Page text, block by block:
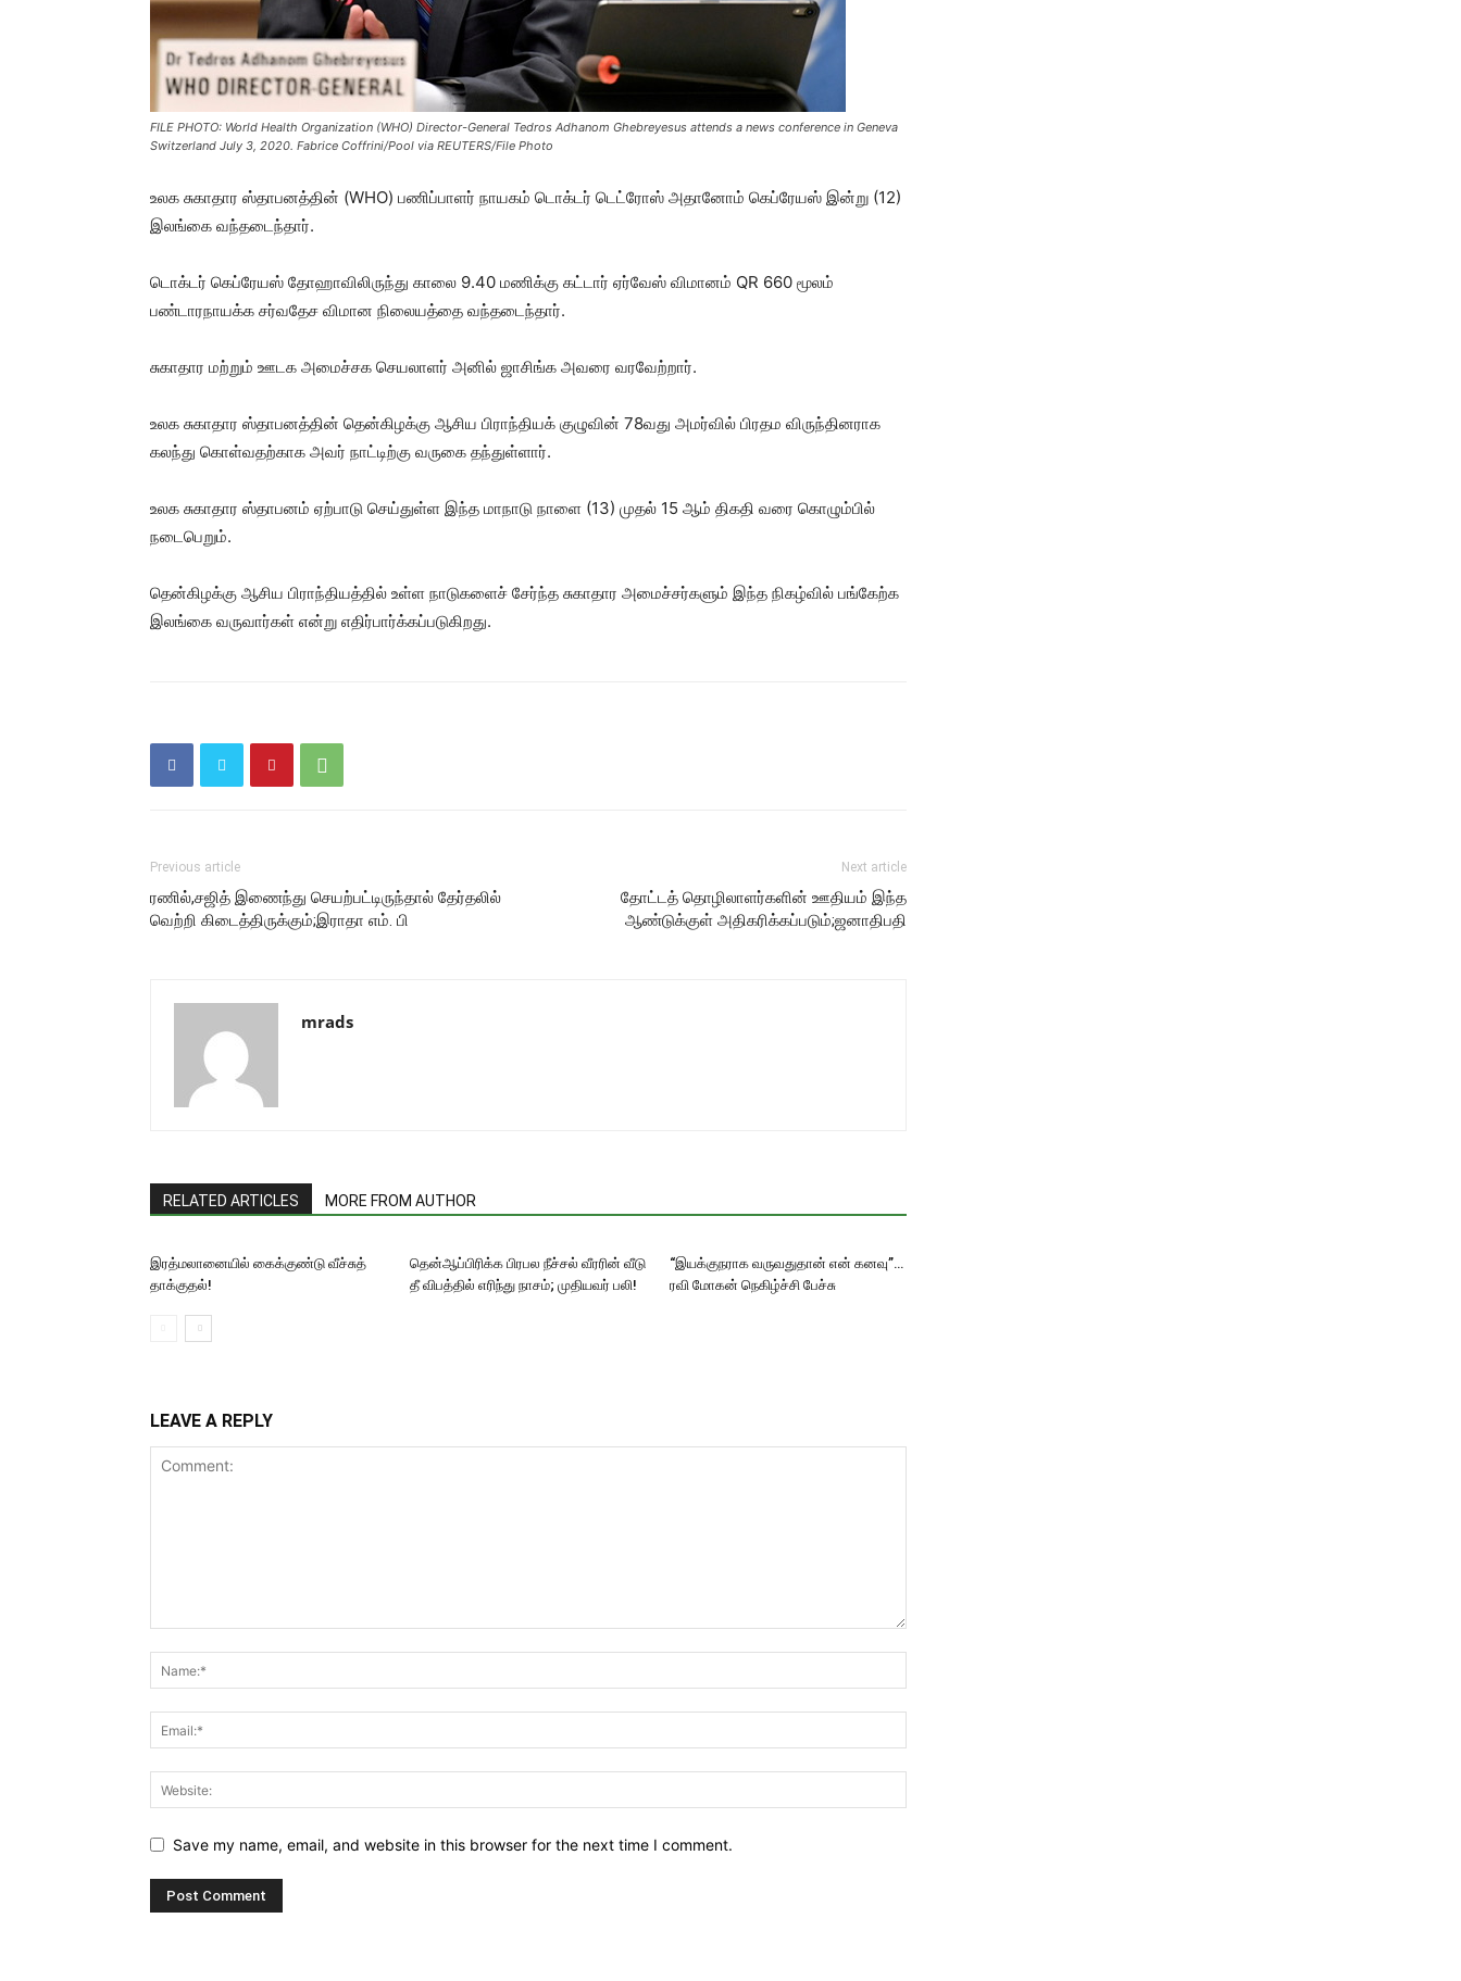
FILE PHOTO: World Health Organization (WHO) Director-General Tedros Adhanom Ghebreyesus attends a news conference in Geneva
Switzerland July 3, 2020. Fabrice Coffrini/Pool via REUTERS/File Photo
உலக சுகாதார ஸ்தாபனத்தின் (WHO) பணிப்பாளர் நாயகம் டொக்டர் டெட்ரோஸ் அதானோம் கெப்ரேயஸ் இன்று (12)
இலங்கை வந்தடைந்தார்.
டொக்டர் கெப்ரேயஸ் தோஹாவிலிருந்து காலை 9.40 மணிக்கு கட்டார் ஏர்வேஸ் விமானம் QR 660 மூலம்
பண்டாரநாயக்க சர்வதேச விமான நிலையத்தை வந்தடைந்தார்.
சுகாதார மற்றும் ஊடக அமைச்சக செயலாளர் அனில் ஜாசிங்க அவரை வரவேற்றார்.
உலக சுகாதார ஸ்தாபனத்தின் தென்கிழக்கு ஆசிய பிராந்தியக் குழுவின் 78வது அமர்வில் பிரதம விருந்தினராக
கலந்து கொள்வதற்காக அவர் நாட்டிற்கு வருகை தந்துள்ளார்.
உலக சுகாதார ஸ்தாபனம் ஏற்பாடு செய்துள்ள இந்த மாநாடு நாளை (13) முதல் 15 ஆம் திகதி வரை கொழும்பில்
நடைபெறும்.
தென்கிழக்கு ஆசிய பிராந்தியத்தில் உள்ள நாடுகளைச் சேர்ந்த சுகாதார அமைச்சர்களும் இந்த நிகழ்வில் பங்கேற்க
இலங்கை வருவார்கள் என்று எதிர்பார்க்கப்படுகிறது.
Previous article
ரணில்,சஜித் இணைந்து செயற்பட்டிருந்தால் தேர்தலில்
வெற்றி கிடைத்திருக்கும்;இராதா எம். பி
Next article
தோட்டத் தொழிலாளர்களின் ஊதியம் இந்த
ஆண்டுக்குள் அதிகரிக்கப்படும்;ஜனாதிபதி
mrads
RELATED ARTICLES MORE FROM AUTHOR
இரத்மலானையில் கைக்குண்டு வீச்சுத்
தாக்குதல்!
தென்ஆப்பிரிக்க பிரபல நீச்சல் வீரரின் வீடு
தீ விபத்தில் எரிந்து நாசம்; முதியவர் பலி!
“இயக்குநராக வருவதுதான் என் கனவு”…
ரவி மோகன் நெகிழ்ச்சி பேச்சு
LEAVE A REPLY
Save my name, email, and website in this browser for the next time I comment.